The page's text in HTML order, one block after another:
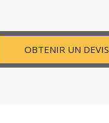
OBTENIR UN DEVIS